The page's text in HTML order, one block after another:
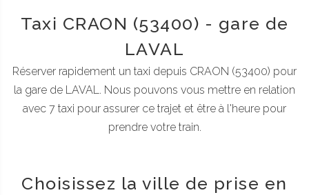
Taxi CRAON (53400) - gare de
LAVAL
Réserver rapidement un taxi depuis CRAON (53400) pour
la gare de LAVAL. Nous pouvons vous mettre en relation
avec 7 taxi pour assurer ce trajet et être à l'heure pour
prendre votre train.
Choisissez la ville de prise en